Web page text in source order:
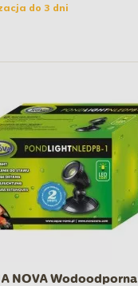
do 3 dni
NOVA Wodoodporna